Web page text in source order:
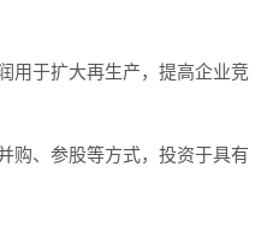
用于扩大再生产，提高企业竞
购、参股等方式，投资于具有